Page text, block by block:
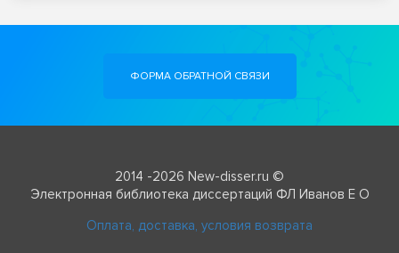
ФОРМА ОБРАТНОЙ СВЯЗИ
2014 -2026 New-disser.ru ©
Электронная библиотека диссертаций ФЛ Иванов Е О
Оплата, доставка, условия возврата